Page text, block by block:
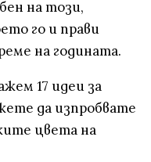
на този,
го и прави
на годината.
17 идеи за
да изпробвате
цвета на